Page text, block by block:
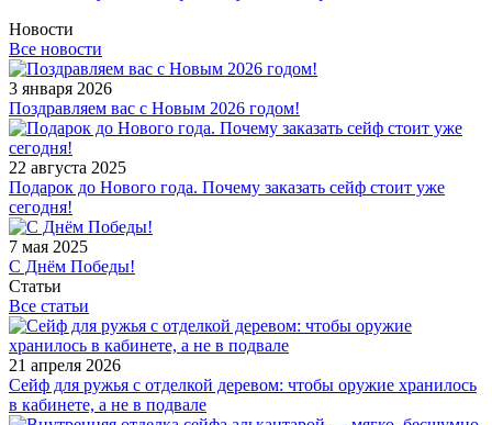
Новости
Все новости
3 января 2026
Поздравляем вас с Новым 2026 годом!
22 августа 2025
Подарок до Нового года. Почему заказать сейф стоит уже
сегодня!
7 мая 2025
С Днём Победы!
Статьи
Все статьи
21 апреля 2026
Сейф для ружья с отделкой деревом: чтобы оружие хранилось
в кабинете, а не в подвале